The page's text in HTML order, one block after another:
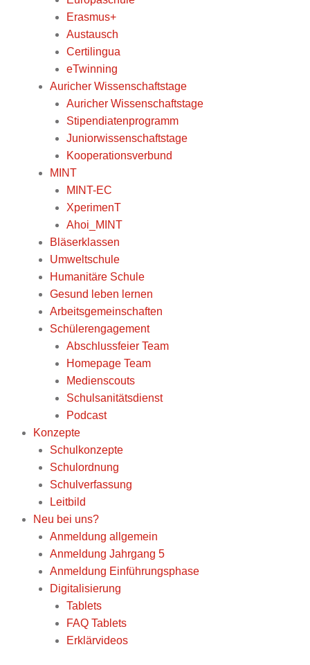
Erasmus+
Austausch
Certilingua
eTwinning
Auricher Wissenschaftstage
Auricher Wissenschaftstage
Stipendiatenprogramm
Juniorwissenschaftstage
Kooperationsverbund
MINT
MINT-EC
XperimenT
Ahoi_MINT
Bläserklassen
Umweltschule
Humanitäre Schule
Gesund leben lernen
Arbeitsgemeinschaften
Schülerengagement
Abschlussfeier Team
Homepage Team
Medienscouts
Schulsanitätsdienst
Podcast
Konzepte
Schulkonzepte
Schulordnung
Schulverfassung
Leitbild
Neu bei uns?
Anmeldung allgemein
Anmeldung Jahrgang 5
Anmeldung Einführungsphase
Digitalisierung
Tablets
FAQ Tablets
Erklärvideos